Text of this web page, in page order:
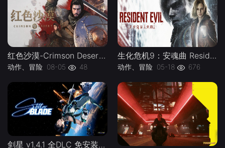
红色沙漠-Crimson Desert 解压即玩版 v1.14.00|中文|支持手柄|容量130G-下载-游戏本体-绿色免安装-解压即玩~
动作、冒险 08-05 48
生化危机9：安魂曲 Resident Evil Requiem Build.22472737 全DLC 中文免安装版-下载-游戏本体-绿色免安装-解压即玩~
动作、冒险 05-18 676
剑星 v1.4.1 全DLC 免安装中文版-下载-游戏本体-绿色免安装-解压即玩~